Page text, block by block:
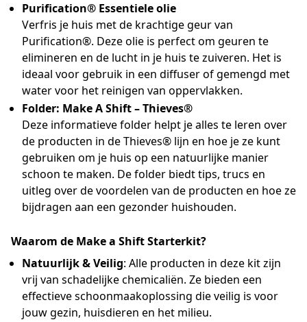
Purification® Essentiele olie
Verfris je huis met de krachtige geur van
Purification®. Deze olie is perfect om geuren te
elimineren en de lucht in je huis te zuiveren. Het is
ideaal voor gebruik in een diffuser of gemengd met
water voor het reinigen van oppervlakken.
Folder: Make A Shift – Thieves®
Deze informatieve folder helpt je alles te leren over
de producten in de Thieves® lijn en hoe je ze kunt
gebruiken om je huis op een natuurlijke manier
schoon te maken. De folder biedt tips, trucs en
uitleg over de voordelen van de producten en hoe ze
bijdragen aan een gezonder huishouden.
Waarom de Make a Shift Starterkit?
Natuurlijk & Veilig: Alle producten in deze kit zijn
vrij van schadelijke chemicaliën. Ze bieden een
effectieve schoonmaakoplossing die veilig is voor
jouw gezin, huisdieren en het milieu.